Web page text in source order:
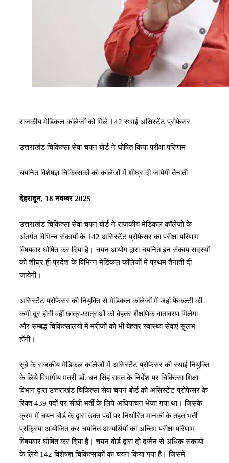
राजकीय मेडिकल कॉलेजों को मिले 142 स्थाई असिस्टेंट प्रोफेसर
उत्तराखंड चिकित्सा सेवा चयन बोर्ड ने घोषित किया परीक्षा परिणाम
चयनित विशेषज्ञ चिकित्सकों को कॉलेजों में शीघ्र दी जायेगी तैनाती
देहरादून, 18 नवम्बर 2025
उत्तराखंड चिकित्सा सेवा चयन बोर्ड ने राजकीय मेडिकल कॉलेजों के
अंतर्गत विभिन्न संकायों के 142 असिस्टेंट प्रोफेसर का परीक्षा परिणाम
विषयवार घोषित कर दिया है। चयन आयोग द्वारा चयनित इन संकाय सदस्यों
को शीघ्र ही प्रदेश के विभिन्न मेडिकल कॉलेजों में प्रथम तैनाती दी
जायेगी।
असिस्टेंट प्रोफेसर की नियुक्ति से मेडिकल कॉलेजों में जहां फैकल्टी की
कमी दूर होगी वहीं छात्र-छात्राओं को बेहतर शैक्षणिक वातावरण मिलेगा
और सम्बद्ध चिकित्सालयों में मरीजों को भी बेहतर स्वास्थ्य सेवाएं सुलभ
होंगी।
सूबे के राजकीय मेडिकल कॉलेजों में असिस्टेंट प्रोफेसर की स्थाई नियुक्ति
के लिये विभागीय मंत्री डॉ. धन सिंह रावत के निर्देश पर चिकित्सा शिक्षा
विभाग द्वारा उत्तराखंड चिकित्सा सेवा चयन बोर्ड को असिस्टेंट प्रोफेसर के
रिक्त 439 पदों पर सीधी भर्ती के लिये अधियाचन भेजा गया था। जिसके
क्रम में चयन बोर्ड के द्वारा उक्त पदों पर निर्धारित मानकों के तहत भर्ती
प्रक्रिया आयोजित कर चयनित अभ्यर्थियों का अन्तिम परीक्षा परिणाम
विषयवार घोषित कर दिया है। चयन बोर्ड द्वारा दो दर्जन से अधिक संकायों
के लिये 142 विशेषज्ञ चिकित्साकों का चयन किया गया है। जिसमें